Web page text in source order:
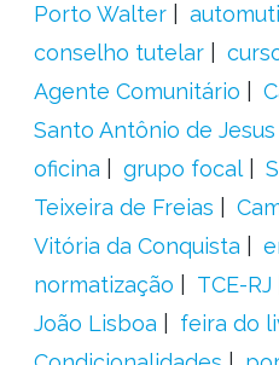
Porto Walter
conselho tutelar
Agente Comunitário
Santo Antônio de Jesus
oficina
grupo focal
Teixeira de Freias
Vitória da Conquista
normatização
TCE-RJ
João Lisboa
feira do